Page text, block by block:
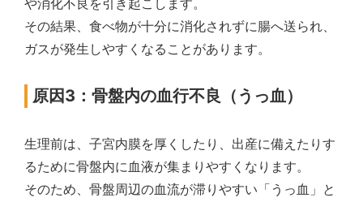
その結果、食べ物が十分に消化されずに腸へ送られ、
ガスが発生しやすくなることがあります。
原因3：骨盤内の血行不良（うっ血）
生理前は、子宮内膜を厚くしたり、出産に備えたりす
るために骨盤内に血液が集まりやすくなります。
そのため、骨盤周辺の血流が滞りやすい「うっ血」と